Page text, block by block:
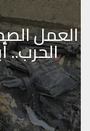
العمل
الحرب..